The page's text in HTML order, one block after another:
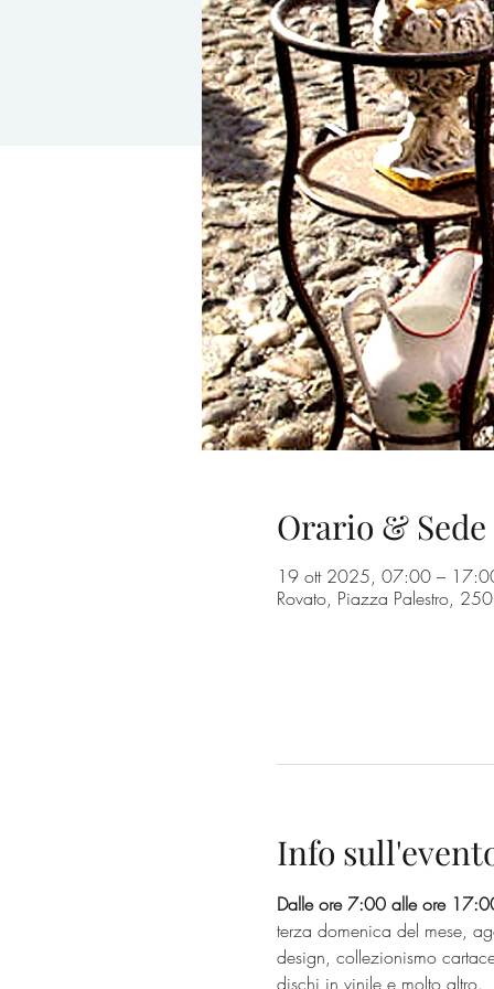
Orario & Sede
19 ott 2025, 07:00 –
Rovato, Piazza Palestro,
Info
Dalle ore 7:00 alle ore
terza domenica del mese,
design, collezionismo
dischi in vinile e molto altro.